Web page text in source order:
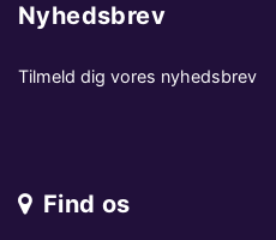
Nyhedsbrev
Tilmeld dig vores nyhedsbrev
Find os